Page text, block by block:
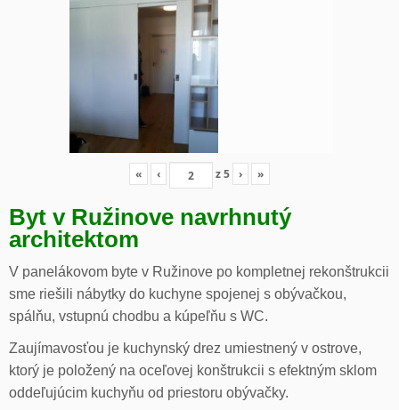
« ‹ z5 › »
Byt v Ružinove navrhnutý
architektom
V panelákovom byte v Ružinove po kompletnej rekonštrukcii
sme riešili nábytky do kuchyne spojenej s obývačkou,
spálňu, vstupnú chodbu a kúpeľňu s WC.
Zaujímavosťou je kuchynský drez umiestnený v ostrove,
ktorý je položený na oceľovej konštrukcii s efektným sklom
oddeľujúcim kuchyňu od priestoru obývačky.